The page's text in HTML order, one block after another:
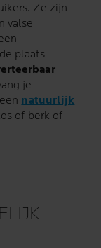
Ze zijn
valse
plaats
je
natuurlijk
of berk of